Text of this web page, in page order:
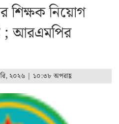
শিক্ষক নিয়োগ
; আরএমপির
২০২৬ | ১০:৩৮ অপরাহ্ণ